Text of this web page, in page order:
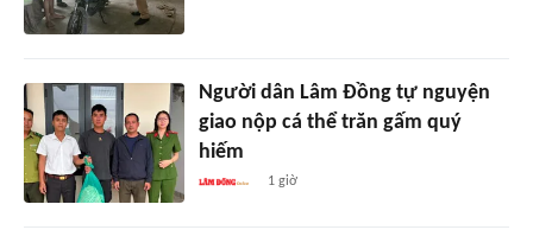
Người dân Lâm Đồng tự nguyện
giao nộp cá thể trăn gấm quý
hiếm
1 giờ